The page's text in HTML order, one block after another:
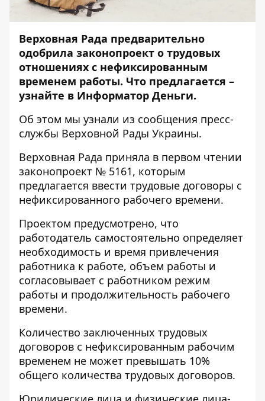
Верховная Рада предварительно
одобрила законопроект о трудовых
отношениях с нефиксированным
временем работы. Что предлагается –
узнайте в Информатор Деньги.
Об этом мы узнали из сообщения пресс-
службы Верховной Рады Украины.
Верховная Рада приняла в первом чтении
законопроект № 5161, которым
предлагается ввести трудовые договоры с
нефиксированного рабочего времени.
Проектом предусмотрено, что
работодатель самостоятельно определяет
необходимость и время привлечения
работника к работе, объем работы и
согласовывает с работником режим
работы и продолжительность рабочего
времени.
Количество заключенных трудовых
договоров с нефиксированным рабочим
временем не может превышать 10%
общего количества трудовых договоров.